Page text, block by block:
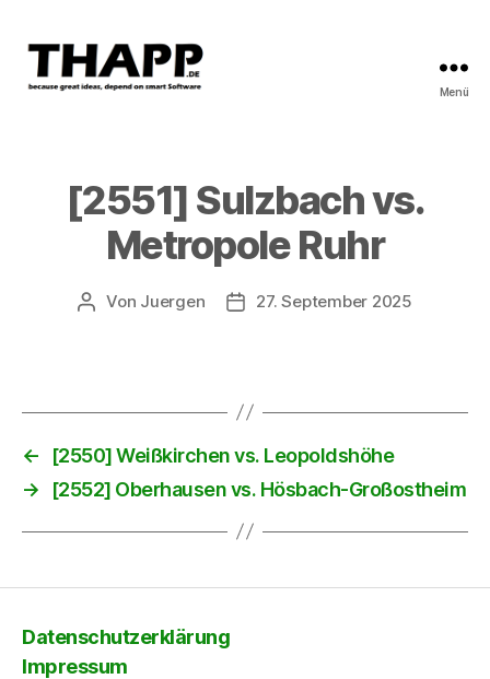
Menü
[2551] Sulzbach vs.
Metropole Ruhr
Beitragsautor
Von Juergen Beitragsdatum
27. September 2025
←
[2550] Weißkirchen vs. Leopoldshöhe
→
[2552] Oberhausen vs. Hösbach-Großostheim
Datenschutzerklärung
Impressum